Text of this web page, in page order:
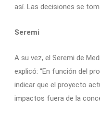
así. Las decisiones se
Seremi
A su vez, el Seremi de
explicó: “En función del
indicar que el proyecto
impactos fuera de la